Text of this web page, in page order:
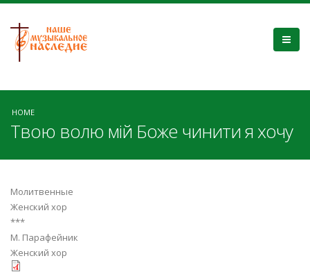
HOME
Твою волю мій Боже чинити я хочу
Молитвенные
Женский хор
***
М. Парафейник
Женский хор